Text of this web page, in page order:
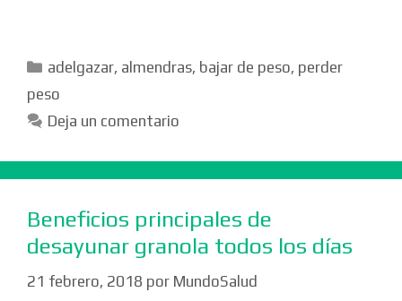
Categorías
adelgazar, almendras, bajar de peso, perder
peso
Deja un comentario
Beneficios principales de
desayunar granola todos los días
21 febrero, 2018 por MundoSalud